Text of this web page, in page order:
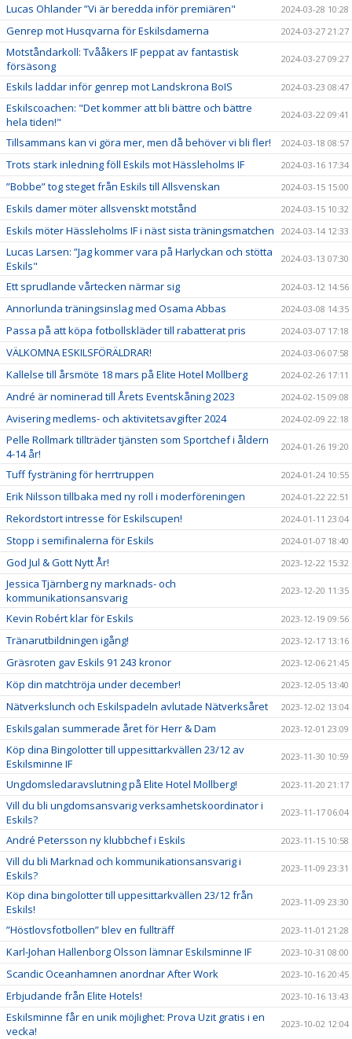
Lucas Ohlander ”Vi är beredda inför premiären" 2024-03-28 10:28
Genrep mot Husqvarna för Eskilsdamerna 2024-03-27 21:27
Motståndarkoll: Tvååkers IF peppat av fantastisk
försäsong
2024-03-27 09:27
Eskils laddar inför genrep mot Landskrona BoIS 2024-03-23 08:47
Eskilscoachen: "Det kommer att bli bättre och bättre
hela tiden!"
2024-03-22 09:41
Tillsammans kan vi göra mer, men då behöver vi bli fler! 2024-03-18 08:57
Trots stark inledning föll Eskils mot Hässleholms IF 2024-03-16 17:34
”Bobbe” tog steget från Eskils till Allsvenskan 2024-03-15 15:00
Eskils damer möter allsvenskt motstånd 2024-03-15 10:32
Eskils möter Hässleholms IF i näst sista träningsmatchen 2024-03-14 12:33
Lucas Larsen: ”Jag kommer vara på Harlyckan och stötta
Eskils"
2024-03-13 07:30
Ett sprudlande vårtecken närmar sig 2024-03-12 14:56
Annorlunda träningsinslag med Osama Abbas 2024-03-08 14:35
Passa på att köpa fotbollskläder till rabatterat pris 2024-03-07 17:18
VÄLKOMNA ESKILSFÖRÄLDRAR! 2024-03-06 07:58
Kallelse till årsmöte 18 mars på Elite Hotel Mollberg 2024-02-26 17:11
André är nominerad till Årets Eventskåning 2023 2024-02-15 09:08
Avisering medlems- och aktivitetsavgifter 2024 2024-02-09 22:18
Pelle Rollmark tillträder tjänsten som Sportchef i åldern
4-14 år!
2024-01-26 19:20
Tuff fysträning för herrtruppen 2024-01-24 10:55
Erik Nilsson tillbaka med ny roll i moderföreningen 2024-01-22 22:51
Rekordstort intresse för Eskilscupen! 2024-01-11 23:04
Stopp i semifinalerna för Eskils 2024-01-07 18:40
God Jul & Gott Nytt År! 2023-12-22 15:32
Jessica Tjärnberg ny marknads- och
kommunikationsansvarig
2023-12-20 11:35
Kevin Robért klar för Eskils 2023-12-19 09:56
Tränarutbildningen igång! 2023-12-17 13:16
Gräsroten gav Eskils 91 243 kronor 2023-12-06 21:45
Köp din matchtröja under december! 2023-12-05 13:40
Nätverkslunch och Eskilspadeln avlutade Nätverksåret 2023-12-02 13:04
Eskilsgalan summerade året för Herr & Dam 2023-12-01 23:09
Köp dina Bingolotter till uppesittarkvällen 23/12 av
Eskilsminne IF
2023-11-30 10:59
Ungdomsledaravslutning på Elite Hotel Mollberg! 2023-11-20 21:17
Vill du bli ungdomsansvarig verksamhetskoordinator i
Eskils?
2023-11-17 06:04
André Petersson ny klubbchef i Eskils 2023-11-15 10:58
Vill du bli Marknad och kommunikationsansvarig i
Eskils?
2023-11-09 23:31
Köp dina bingolotter till uppesittarkvällen 23/12 från
Eskils!
2023-11-09 23:30
”Höstlovsfotbollen” blev en fullträff 2023-11-01 21:28
Karl-Johan Hallenborg Olsson lämnar Eskilsminne IF 2023-10-31 08:00
Scandic Oceanhamnen anordnar After Work 2023-10-16 20:45
Erbjudande från Elite Hotels! 2023-10-16 13:43
Eskilsminne får en unik möjlighet: Prova Uzit gratis i en
vecka!
2023-10-02 12:04